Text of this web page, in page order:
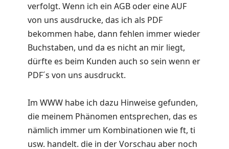
verfolgt. Wenn ich ein AGB oder eine AUF
von uns ausdrucke, das ich als PDF
bekommen habe, dann fehlen immer wieder
Buchstaben, und da es nicht an mir liegt,
dürfte es beim Kunden auch so sein wenn er
PDF´s von uns ausdruckt.
Im WWW habe ich dazu Hinweise gefunden,
die meinem Phänomen entsprechen, das es
nämlich immer um Kombinationen wie ft, ti
usw. handelt. die in der Vorschau aber noch